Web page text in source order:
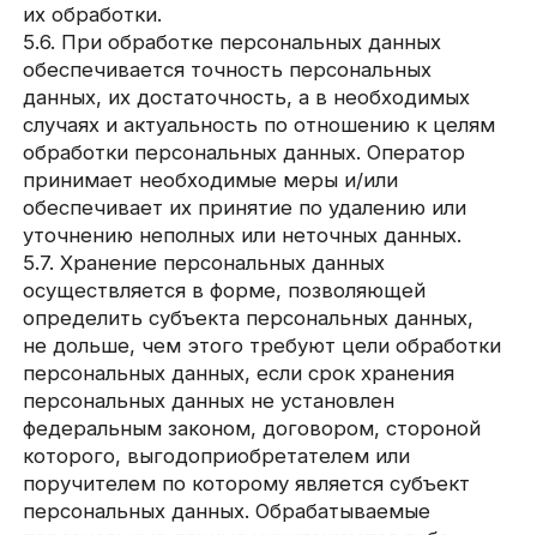
персональных данных.
7.2. Обработка персональных данных
необходима для достижения целей,
предусмотренных международным договором
Российской Федерации или законом,
для осуществления возложенных
законодательством Российской Федерации
на оператора функций, полномочий
и обязанностей.
7.3. Обработка персональных данных
необходима для осуществления правосудия,
исполнения судебного акта, акта другого органа
или должностного лица, подлежащих
исполнению в соответствии
с законодательством Российской Федерации
об исполнительном производстве.
7.4. Обработка персональных данных
необходима для исполнения договора, стороной
которого либо выгодоприобретателем или
поручителем по которому является субъект
персональных данных, а также для заключения
договора по инициативе субъекта
персональных данных или договора,